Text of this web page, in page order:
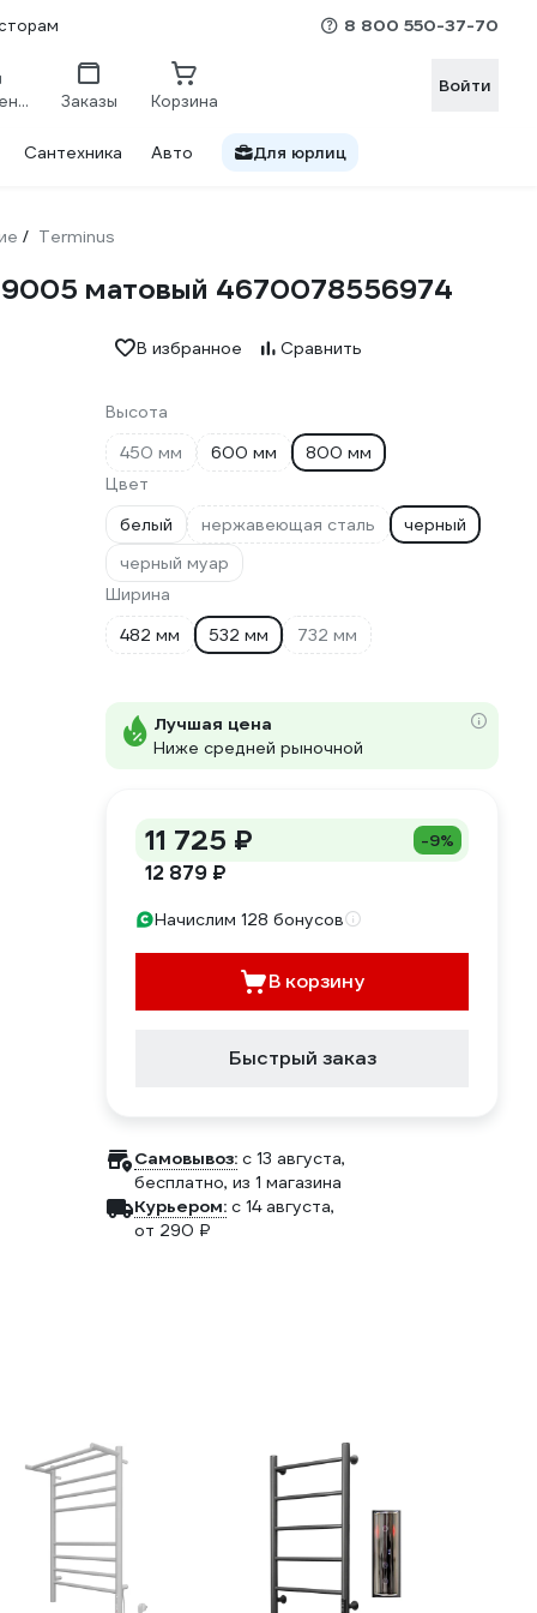
8 800 550-37-70
Сравнение Заказы Корзина
Войти
Сантехника Авто Для юрлиц
/ Terminus
матовый 4670078556974
В избранное Сравнить
Высота
450 мм
600 мм
800 мм
Цвет
белый
нержавеющая сталь
черный
черный муар
Ширина
482 мм
532 мм 732 мм
Лучшая цена
Ниже средней рыночной
11 725 ₽ -9%
12 879 ₽
Начислим 128 бонусов
В корзину
Быстрый заказ
Самовывоз: c 13 августа,
бесплатно, из 1 магазина
Курьером: c 14 августа,
от 290 ₽